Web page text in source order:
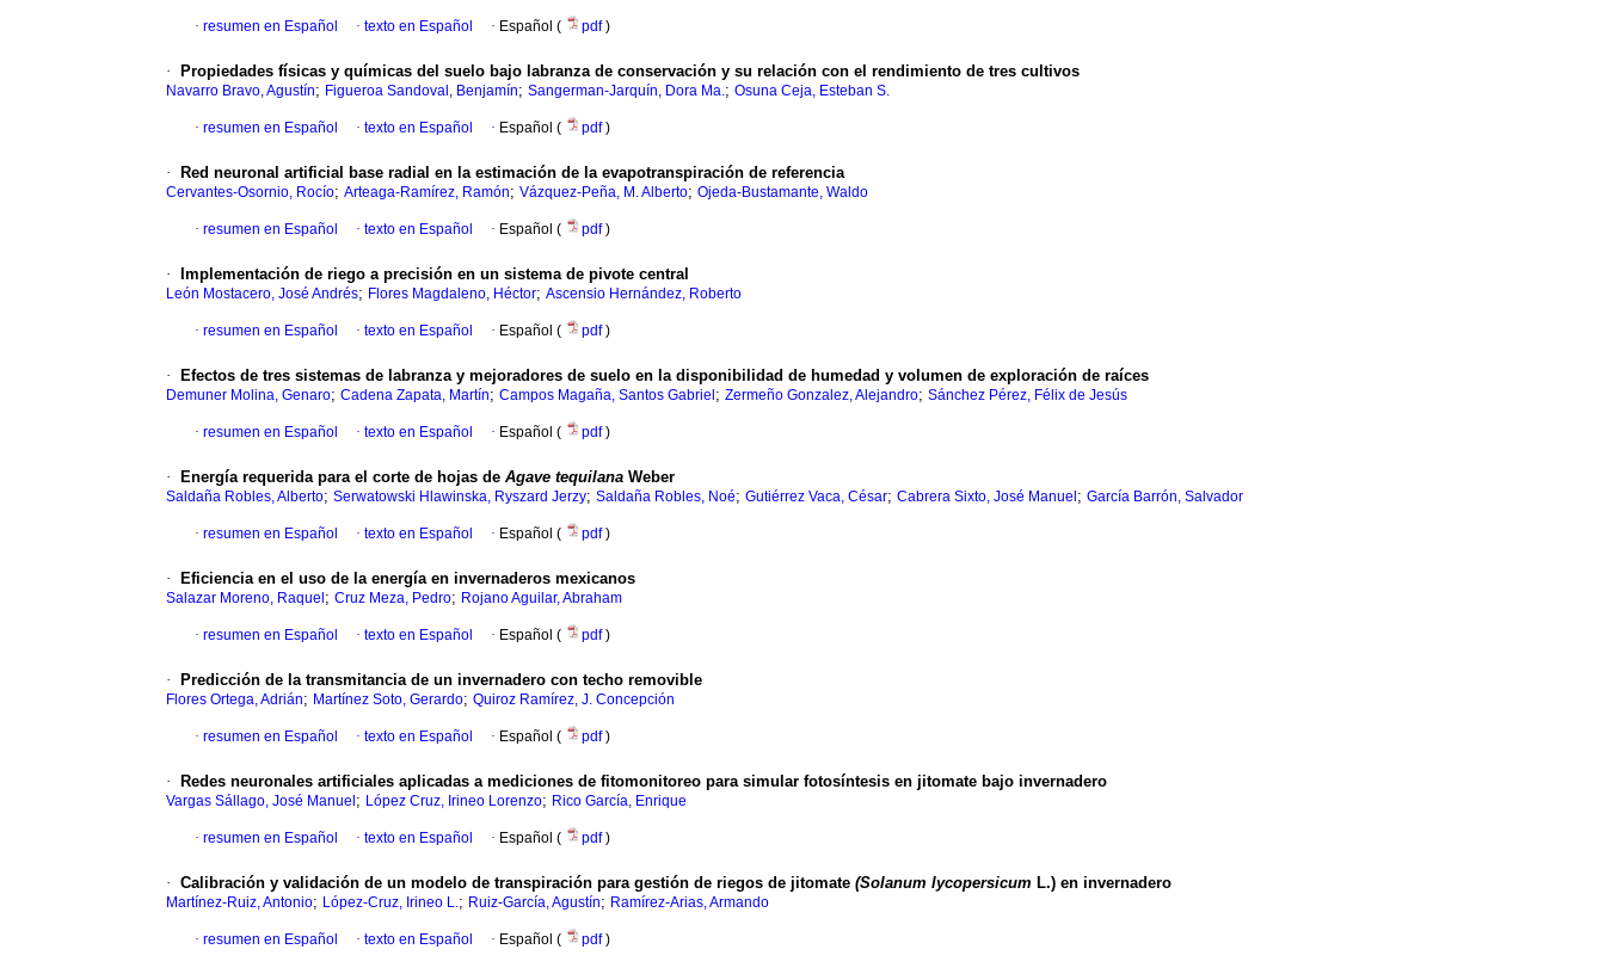
· resumen en Español · texto en Español · Español ( pdf)
· Propiedades físicas y químicas del suelo bajo labranza de conservación y su relación con el rendimiento de tres cultivos
Navarro Bravo, Agustín; Figueroa Sandoval, Benjamín; Sangerman-Jarquín, Dora Ma.; Osuna Ceja, Esteban S.
· resumen en Español · texto en Español · Español ( pdf)
· Red neuronal artificial base radial en la estimación de la evapotranspiración de referencia
Cervantes-Osornio, Rocío; Arteaga-Ramírez, Ramón; Vázquez-Peña, M. Alberto; Ojeda-Bustamante, Waldo
· resumen en Español · texto en Español · Español ( pdf)
· Implementación de riego a precisión en un sistema de pivote central
León Mostacero, José Andrés; Flores Magdaleno, Héctor; Ascensio Hernández, Roberto
· resumen en Español · texto en Español · Español ( pdf)
· Efectos de tres sistemas de labranza y mejoradores de suelo en la disponibilidad de humedad y volumen de exploración de raíces
Demuner Molina, Genaro; Cadena Zapata, Martín; Campos Magaña, Santos Gabriel ; Zermeño Gonzalez, Alejandro; Sánchez Pérez, Félix de Jesús
· resumen en Español · texto en Español · Español ( pdf)
· Energía requerida para el corte de hojas de Agave tequilana Weber
Saldaña Robles, Alberto; Serwatowski Hlawinska, Ryszard Jerzy; Saldaña Robles, Noé; Gutiérrez Vaca, César; Cabrera Sixto, José Manuel ; García Barrón, Salvador
· resumen en Español · texto en Español · Español ( pdf)
· Eficiencia en el uso de la energía en invernaderos mexicanos
Salazar Moreno, Raquel ; Cruz Meza, Pedro; Rojano Aguilar, Abraham
· resumen en Español · texto en Español · Español ( pdf)
· Predicción de la transmitancia de un invernadero con techo removible
Flores Ortega, Adrián; Martínez Soto, Gerardo; Quiroz Ramírez, J. Concepción
· resumen en Español · texto en Español · Español ( pdf)
· Redes neuronales artificiales aplicadas a mediciones de fitomonitoreo para simular fotosíntesis en jitomate bajo invernadero
Vargas Sállago, José Manuel ; López Cruz, Irineo Lorenzo; Rico García, Enrique
· resumen en Español · texto en Español · Español ( pdf)
· Calibración y validación de un modelo de transpiración para gestión de riegos de jitomate (Solanum lycopersicum L.) en invernadero
Martínez-Ruiz, Antonio; López-Cruz, Irineo L.; Ruiz-García, Agustín; Ramírez-Arias, Armando
· resumen en Español · texto en Español · Español ( pdf)